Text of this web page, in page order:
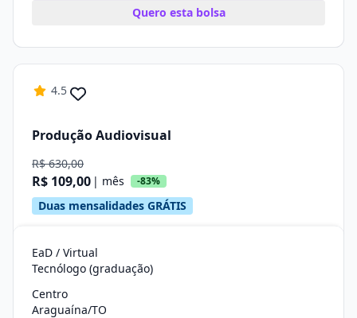
Quero esta bolsa
4.5
Produção Audiovisual
R$ 630,00
R$ 109,00 | mês -83%
Duas mensalidades GRÁTIS
EaD / Virtual
Tecnólogo (graduação)
Centro
Araguaína/TO